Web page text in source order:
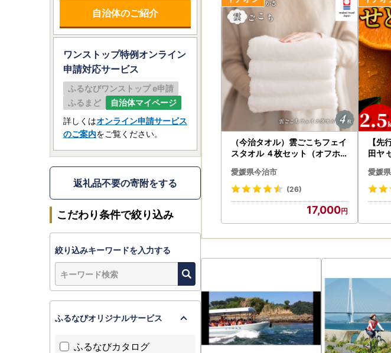
（今治タオル）雲ごこちフェイ
スタオル ４枚セット（オフホ
愛媛県今治市
(26)
17,000
【先
田ヤ
愛媛
自治体のご紹介
ワンストップ特例オンライン
申請対応サービス
ふるなびワンストップ e申請
ふるまど
自治体マイページ
詳しくはオンライン申請サービス
のご案内をご覧ください。
返礼品不要の寄附をする
こだわり条件で絞り込み
絞り込みキーワードを入力する
ふるなびオリジナルサービス
ふるなびカタログ